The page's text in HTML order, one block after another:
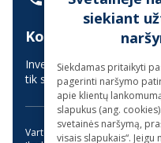
Konsultavimas
Investuotojų
tik suderinus laiką iš
Vartojimo paskola
Kreditas
siekiant
Siekdamas pritaikyti
pagerinti naršymo
apie klientų
slapukus (ang.
svetainės naršymą,
visais slapukais“.